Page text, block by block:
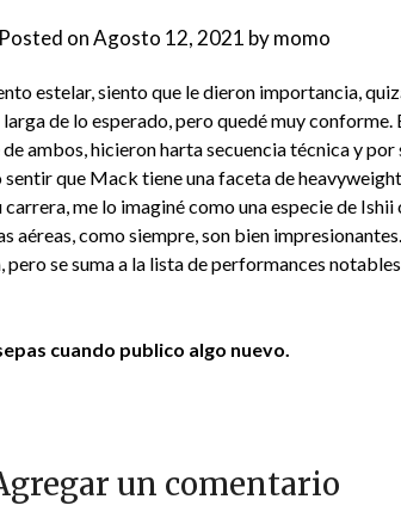
Posted onAgosto 12, 2021 bymomo
estelar, siento que le dieron importancia,
de lo esperado, pero quedé muy conforme.
ambos, hicieron harta secuencia técnica y
sentir que Mack tiene una faceta de
me lo imaginé como una especie de Ishii
aéreas, como siempre, son bien
se suma a la lista de performances
cuando publico algo nuevo.
un comentario